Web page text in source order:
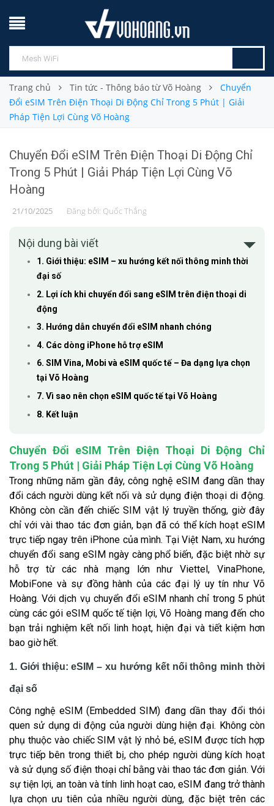
Trang chủ Tin tức - Thông báo từ Võ Hoàng
Chuyển
Đổi eSIM Trên Điện Thoại Di Động Chỉ Trong 5 Phút | Giải
Pháp Tiện Lợi Cùng Võ Hoàng
Chuyển Đổi eSIM Trên Điện Thoại Di Động Chỉ
Trong 5 Phút | Giải Pháp Tiện Lợi Cùng Võ
Hoàng
21/10/2025 Đăng bởi: Quốc Thắng
Nội dung bài viết
1. Giới thiệu: eSIM – xu hướng kết nối thông minh thời
đại số
2. Lợi ích khi chuyển đổi sang eSIM trên điện thoại di
động
3. Hướng dẫn chuyển đổi eSIM nhanh chóng
4. Các dòng iPhone hỗ trợ eSIM
6. SIM Vina, Mobi và eSIM quốc tế – Đa dạng lựa chọn
tại Võ Hoàng
7. Vì sao nên chọn eSIM quốc tế tại Võ Hoàng
8. Kết luận
Chuyển Đổi eSIM Trên Điện Thoại Di Động Chỉ
Trong 5 Phút | Giải Pháp Tiện Lợi Cùng Võ Hoàng
Trong những năm gần đây, công nghệ eSIM đang dần thay
đổi cách người dùng kết nối và sử dụng điện thoại di động.
Không còn cần đến chiếc SIM vật lý truyền thống, giờ đây
chỉ với vài thao tác đơn giản, bạn đã có thể kích hoạt eSIM
trực tiếp ngay trên iPhone của mình. Tại Việt Nam, xu hướng
chuyển đổi sang eSIM ngày càng phổ biến, đặc biệt nhờ sự
hỗ trợ từ các nhà mạng lớn như Viettel, VinaPhone,
MobiFone và sự đồng hành của các đại lý uy tín như Võ
Hoàng. Với dịch vụ chuyển đổi eSIM nhanh chỉ trong 5 phút
cùng các gói eSIM quốc tế tiện lợi, Võ Hoàng mang đến cho
bạn trải nghiệm kết nối linh hoạt, hiện đại và tiết kiệm hơn
bao giờ hết.
1. Giới thiệu: eSIM – xu hướng kết nối thông minh thời
đại số
Công nghệ eSIM (Embedded SIM) đang dần thay đổi thói
quen sử dụng di động của người dùng hiện đại. Không còn
phụ thuộc vào chiếc SIM vật lý nhỏ bé, eSIM được tích hợp
trực tiếp bên trong thiết bị, cho phép người dùng kích hoạt
và sử dụng số điện thoại chỉ bằng vài thao tác đơn giản. Với
sự tiện lợi, an toàn và tính linh hoạt cao, eSIM đang trở thành
lựa chọn ưu tiên của nhiều người dùng, đặc biệt trên các